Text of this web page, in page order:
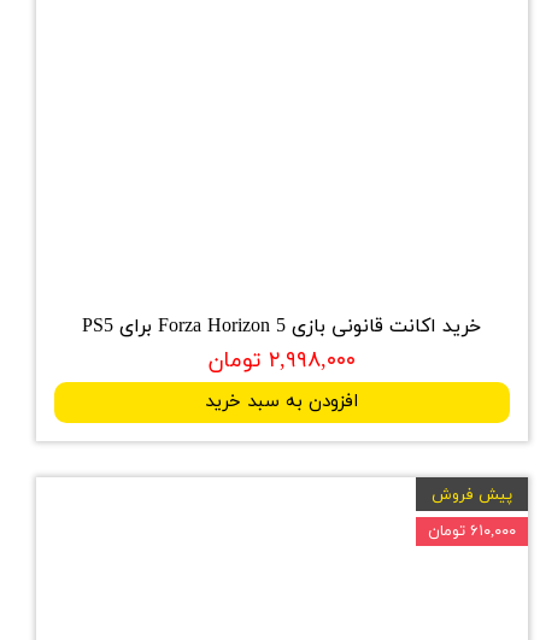
خرید اکانت قانونی بازی Forza Horizon 5 برای PS5
۲,۹۹۸,۰۰۰ تومان
افزودن به سبد خرید
پیش فروش
۶۱۰,۰۰۰ تومان